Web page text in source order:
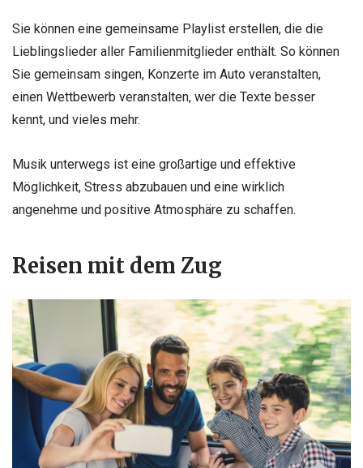
Sie können eine gemeinsame Playlist erstellen, die die
Lieblingslieder aller Familienmitglieder enthält. So können
Sie gemeinsam singen, Konzerte im Auto veranstalten,
einen Wettbewerb veranstalten, wer die Texte besser
kennt, und vieles mehr.
Musik unterwegs ist eine großartige und effektive
Möglichkeit, Stress abzubauen und eine wirklich
angenehme und positive Atmosphäre zu schaffen.
Reisen mit dem Zug